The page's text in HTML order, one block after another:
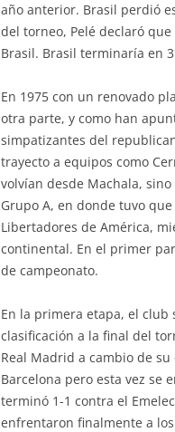
año anterior. Brasil perdió
del torneo, Pelé declaró
Brasil. Brasil terminaría en
En 1975 con un renovado
otra parte, y como han
simpatizantes del
trayecto a equipos como
volvían desde Machala,
Grupo A, en donde tuvo
Libertadores de América,
continental. En el primer
de campeonato.
En la primera etapa, el
clasificación a la final del
Real Madrid a cambio de
Barcelona pero esta vez se
terminó 1-1 contra el
enfrentaron finalmente a